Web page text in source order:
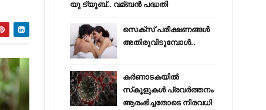
യു ട്യൂബ്.. വമ്ബന്‍ പദ്ധതി
സെക്സ് പരീക്ഷണങ്ങൾ
അതിരുവിടുമ്പോൾ..
കര്‍ണാടകയില്‍
സ്‌കൂളുകള്‍ പ്രവര്‍ത്തനം
ആരംഭിച്ചതോടെ നിരവധി